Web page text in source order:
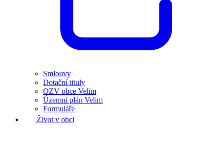
Smlouvy
Dotační tituly
OZV obce Velim
Územní plán Velim
Formuláře
Život v obci